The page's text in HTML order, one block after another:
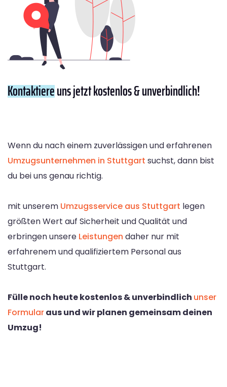
Kontaktiereuns jetzt kostenlos & unverbindlich!
Wenn du nach einem zuverlässigen und erfahrenen
Umzugsunternehmen in Stuttgart suchst, dann bist
du bei uns genau richtig.
mit unserem Umzugsservice aus Stuttgart legen
größten Wert auf Sicherheit und Qualität und
erbringen unsere Leistungen daher nur mit
erfahrenem und qualifiziertem Personal aus
Stuttgart.
Fülle noch heute kostenlos & unverbindlich unser
Formularaus und wir planen gemeinsam deinen
Umzug!